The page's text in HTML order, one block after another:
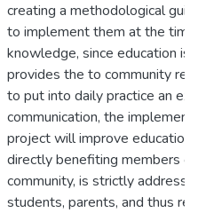
creating a methodological
to implement them at the
knowledge, since education is
provides the to community
to put into daily practice an
communication, the
project will improve
directly benefiting members
community, is strictly
students, parents, and thus